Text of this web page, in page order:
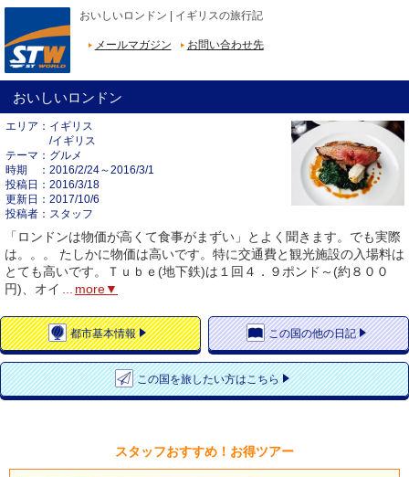
おいしいロンドン | イギリスの旅行記
メールマガジン お問い合わせ先
おいしいロンドン
エリア
イギリス
/イギリス
テーマ
グルメ
時期
2016/2/24～2016/3/1
投稿日
2016/3/18
更新日
2017/10/6
投稿者
スタッフ
「ロンドンは物価が高くて食事がまずい」とよく聞きます。でも実際
は。。。 たしかに物価は高いです。特に交通費と観光施設の入場料は
とても高いです。Ｔｕｂｅ(地下鉄)は１回４．９ポンド～(約８００
円)、オイ
more▼
都市基本情報 この国の他の日記
この国を旅したい方はこちら
スタッフおすすめ！お得ツアー